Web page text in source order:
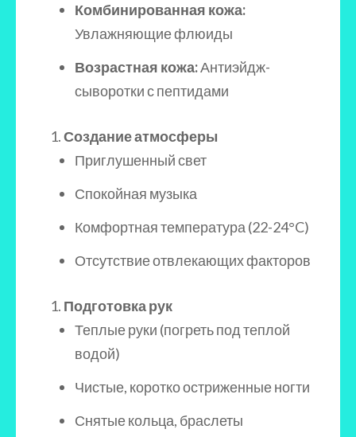
Комбинированная кожа:
Увлажняющие флюиды
Возрастная кожа:Антиэйдж-
сыворотки с пептидами
Создание атмосферы
Приглушенный свет
Спокойная музыка
Комфортная температура (22-24°C)
Отсутствие отвлекающих факторов
Подготовка рук
Теплые руки (погреть под теплой
водой)
Чистые, коротко остриженные ногти
Снятые кольца, браслеты